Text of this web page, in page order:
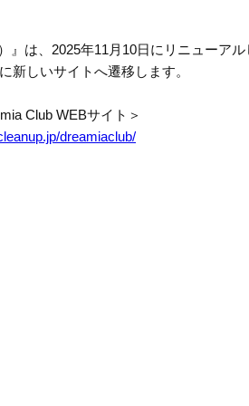
』は、2025年11月10日にリニューアル
新しいサイトへ遷移します。
Club WEBサイト＞
dreamiaclub/